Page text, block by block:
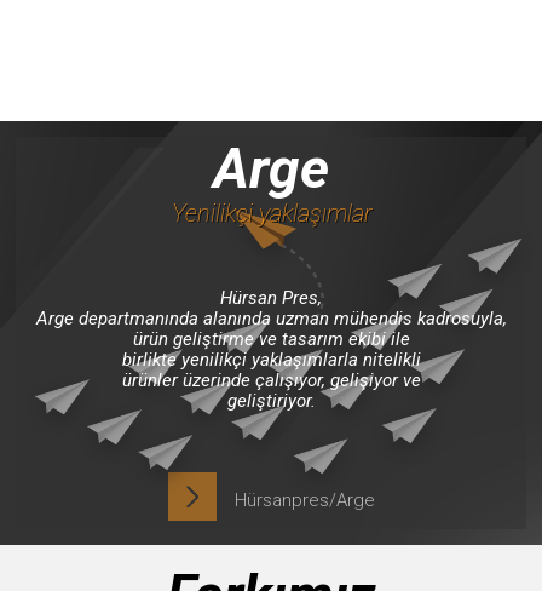
Arge
Yenilikçi yaklaşımlar
Hürsan Pres,
Arge departmanında alanında uzman mühendis kadrosuyla,
ürün geliştirme ve tasarım ekibi ile
birlikte yenilikçi yaklaşımlarla nitelikli
ürünler üzerinde çalışıyor, gelişiyor ve
geliştiriyor.
Hürsanpres/Arge